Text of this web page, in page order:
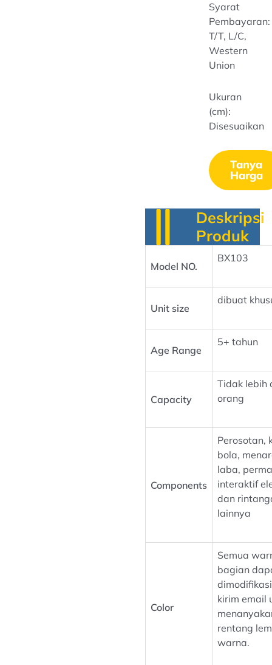
Syarat
Pembayaran:
T/T, L/C,
Western
Union
Ukuran
(cm):
Disesuaikan
Tanya
Harga
Deskripsi
Produk
Model NO.
BX103
Unit size
dibuat
Age Range
5+ tahun
Capacity
Tidak lebih
orang
Components
Perosotan,
bola,
laba,
interaktif
dan
lainnya
Color
Semua
bagian
kirim email
rentang
warna.